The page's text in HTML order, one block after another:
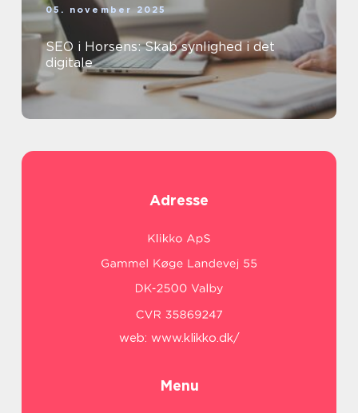
05. november 2025
SEO i Horsens: Skab synlighed i det
digitale
Adresse
web: www.klikko.dk/
Menu